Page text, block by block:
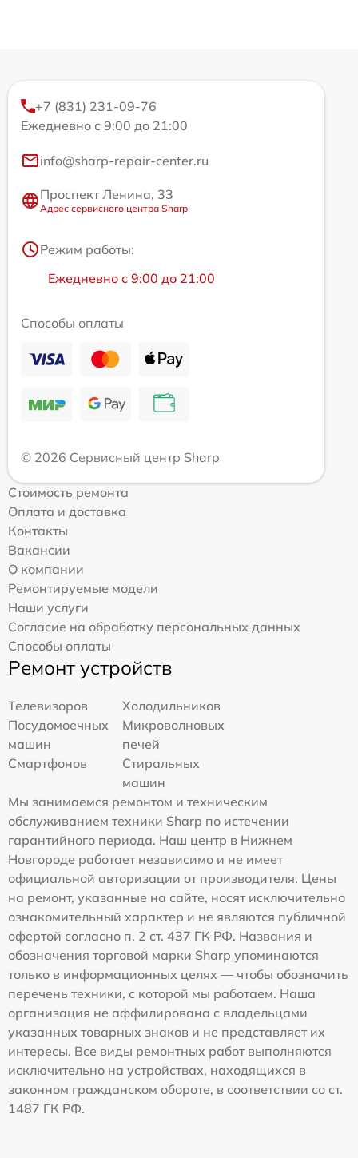
+7 (831) 231-09-76
Ежедневно с 9:00 до 21:00
info@sharp-repair-center.ru
Проспект Ленина, 33
Адрес сервисного центра Sharp
Режим работы:
Ежедневно с 9:00 до 21:00
Способы оплаты
© 2026 Сервисный центр Sharp
Стоимость ремонта
Оплата и доставка
Контакты
Вакансии
О компании
Ремонтируемые модели
Наши услуги
Согласие на обработку персональных данных
Способы оплаты
Ремонт устройств
Телевизоров
Холодильников
Посудомоечных
машин
Микроволновых
печей
Смартфонов
Стиральных
машин
Мы занимаемся ремонтом и техническим
обслуживанием техники Sharp по истечении
гарантийного периода. Наш центр в Нижнем
Новгороде работает независимо и не имеет
официальной авторизации от производителя. Цены
на ремонт, указанные на сайте, носят исключительно
ознакомительный характер и не являются публичной
офертой согласно п. 2 ст. 437 ГК РФ. Названия и
обозначения торговой марки Sharp упоминаются
только в информационных целях — чтобы обозначить
перечень техники, с которой мы работаем. Наша
организация не аффилирована с владельцами
указанных товарных знаков и не представляет их
интересы. Все виды ремонтных работ выполняются
исключительно на устройствах, находящихся в
законном гражданском обороте, в соответствии со ст.
1487 ГК РФ.